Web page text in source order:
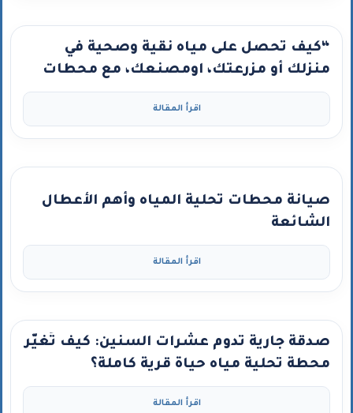
“كيف تحصل على مياه نقية وصحية في
منزلك أو مزرعتك، اومصنعك، مع محطات
تحلية كلين ووتر – كربون جاكوب ومضخة
اقرأ المقالة
صيانة محطات تحلية المياه وأهم الأعطال
الشائعة
اقرأ المقالة
صدقة جارية تدوم عشرات السنين: كيف تُغيّر
محطة تحلية مياه حياة قرية كاملة؟
اقرأ المقالة